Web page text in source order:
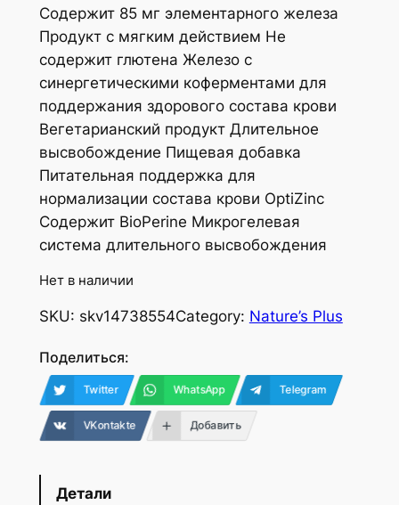
Содержит 85 мг элементарного железа
Продукт с мягким действием Не
содержит глютена Железо с
синергетическими коферментами для
поддержания здорового состава крови
Вегетарианский продукт Длительное
высвобождение Пищевая добавка
Питательная поддержка для
нормализации состава крови OptiZinc
Содержит BioPerine Микрогелевая
система длительного высвобождения
Нет в наличии
SKU: skv14738554Category: Nature’s Plus
Поделиться:
Twitter WhatsApp Telegram
VKontakte Добавить
Детали